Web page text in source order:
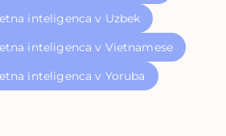
inteligenca v Uzbek
inteligenca v Vietnamese
inteligenca v Yoruba